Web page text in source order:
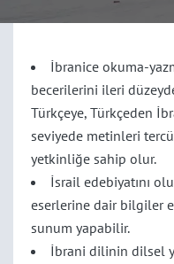
İbranice okuma-
becerilerini ileri
Türkçeye, Türkçeden
seviyede metinleri
yetkinliğe sahip olur.
İsrail edebiyatını
eserlerine dair bilgiler
sunum yapabilir.
İbrani dilinin dilsel